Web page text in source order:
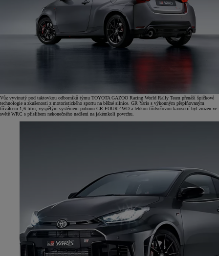
Vůz vyvinutý pod taktovkou odborníků týmu TOYOTA GAZOO Racing World Rally Team přenáší špičkové
technologie a zkušenosti z motoristického sportu na běžné silnice. GR Yaris s výkonným přeplňovaným
tříválcem 1,6 litru, vyspělým systémem pohonu GR-FOUR 4WD a lehkou třídveřovou karoserií byl zrozen ve
světě WRC s příslibem nekonečného nadšení na jakémkoli povrchu.